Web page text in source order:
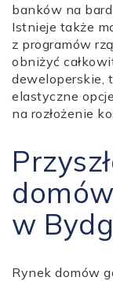
banków na
Istnieje także
z programów
obniżyć
deweloperskie,
elastyczne
na rozłożenie
w
Rynek domów